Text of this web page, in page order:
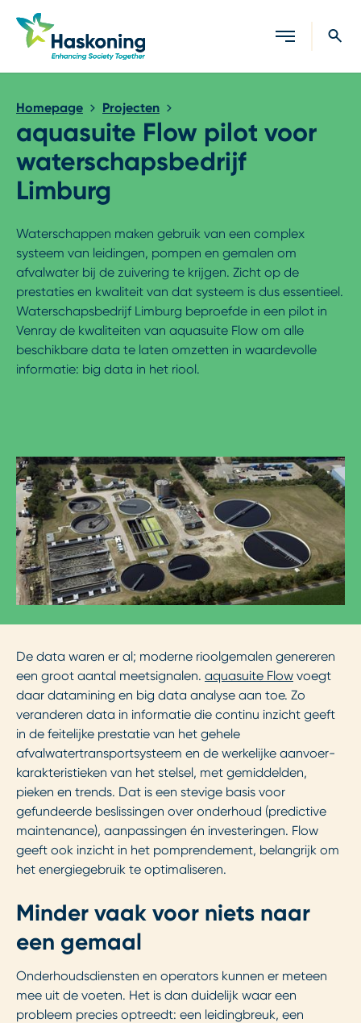
Sluiten
Homepage Projecten
aquasuite Flow pilot voor
waterschapsbedrijf
Limburg
Waterschappen maken gebruik van een complex
systeem van leidingen, pompen en gemalen om
afvalwater bij de zuivering te krijgen. Zicht op de
prestaties en kwaliteit van dat systeem is dus essentieel.
Waterschapsbedrijf Limburg beproefde in een pilot in
Venray de kwaliteiten van aquasuite Flow om alle
beschikbare data te laten omzetten in waardevolle
informatie: big data in het riool.
De data waren er al; moderne rioolgemalen genereren
een groot aantal meetsignalen. aquasuite Flow voegt
daar datamining en big data analyse aan toe. Zo
veranderen data in informatie die continu inzicht geeft
in de feitelijke prestatie van het gehele
afvalwatertransportsysteem en de werkelijke aanvoer-
karakteristieken van het stelsel, met gemiddelden,
pieken en trends. Dat is een stevige basis voor
gefundeerde beslissingen over onderhoud (predictive
maintenance), aanpassingen én investeringen. Flow
geeft ook inzicht in het pomprendement, belangrijk om
het energiegebruik te optimaliseren.
Minder vaak voor niets naar
een gemaal
Onderhoudsdiensten en operators kunnen er meteen
mee uit de voeten. Het is dan duidelijk waar een
probleem precies optreedt: een leidingbreuk, een